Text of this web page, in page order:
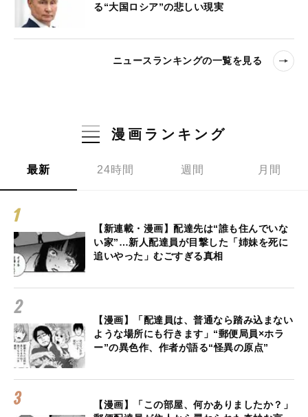
る“大国ロシア”の悲しい現実
ニュースランキングの一覧を見る
漫画ランキング
最新 24時間 週間 月間
【新連載・漫画】配達先は“誰も住んでいな
い家”…新人配達員が目撃した「姉妹を死に
追いやった」むごすぎる真相
【漫画】「配達員は、普通なら踏み込まない
ような場所にも行きます」“郵便局員×ホラ
ー”の異色作、作者が語る“怪異の原点”
【漫画】「この部屋、何かありましたか？」